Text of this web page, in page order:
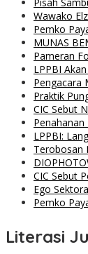
Wawako
Pemko
MUNAS
Pameran
LPPBI
Pengacara
Praktik
CIC Sebut
LPPBI:
Terobosan
CIC Sebut
Ego
Pemko
Literasi